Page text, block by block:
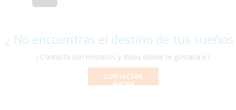
¿ No encuentras el destino de tus sueños
¡ Contacta con nosotros y dinos dónde te gustaría ir !
CONTACTAR
AHORA